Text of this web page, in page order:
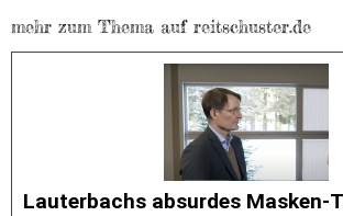
mehr zum Thema auf reitschuster.de
Lauterbachs absurdes Masken-